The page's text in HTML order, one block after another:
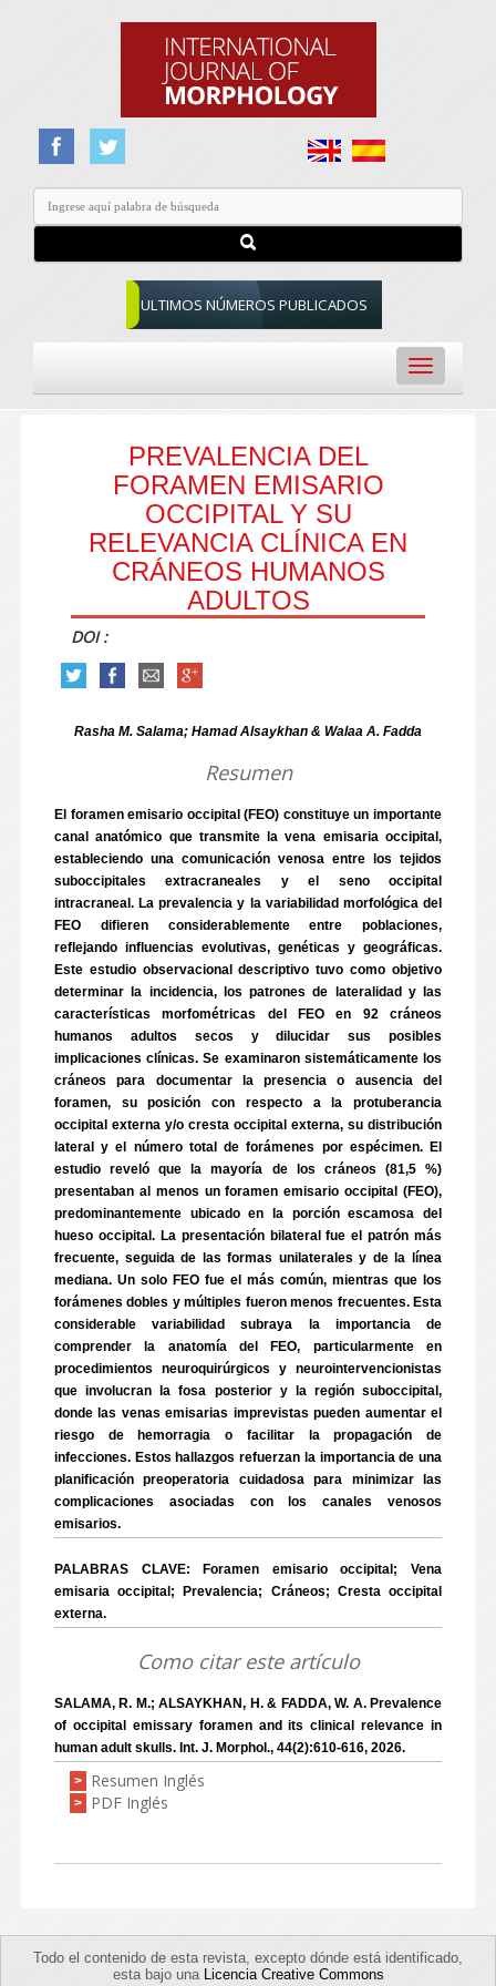
ULTIMOS NÚMEROS PUBLICADOS
Toggle
navigation
PREVALENCIA DEL
FORAMEN EMISARIO
OCCIPITAL Y SU
RELEVANCIA CLÍNICA EN
CRÁNEOS HUMANOS
ADULTOS
DOI :
Rasha M. Salama; Hamad Alsaykhan & Walaa A. Fadda
Resumen
El foramen emisario occipital (FEO) constituye un importante
canal anatómico que transmite la vena emisaria occipital,
estableciendo una comunicación venosa entre los tejidos
suboccipitales extracraneales y el seno occipital
intracraneal. La prevalencia y la variabilidad morfológica del
FEO difieren considerablemente entre poblaciones,
reflejando influencias evolutivas, genéticas y geográficas.
Este estudio observacional descriptivo tuvo como objetivo
determinar la incidencia, los patrones de lateralidad y las
características morfométricas del FEO en 92 cráneos
humanos adultos secos y dilucidar sus posibles
implicaciones clínicas. Se examinaron sistemáticamente los
cráneos para documentar la presencia o ausencia del
foramen, su posición con respecto a la protuberancia
occipital externa y/o cresta occipital externa, su distribución
lateral y el número total de forámenes por espécimen. El
estudio reveló que la mayoría de los cráneos (81,5 %)
presentaban al menos un foramen emisario occipital (FEO),
predominantemente ubicado en la porción escamosa del
hueso occipital. La presentación bilateral fue el patrón más
frecuente, seguida de las formas unilaterales y de la línea
mediana. Un solo FEO fue el más común, mientras que los
forámenes dobles y múltiples fueron menos frecuentes. Esta
considerable variabilidad subraya la importancia de
comprender la anatomía del FEO, particularmente en
procedimientos neuroquirúrgicos y neurointervencionistas
que involucran la fosa posterior y la región suboccipital,
donde las venas emisarias imprevistas pueden aumentar el
riesgo de hemorragia o facilitar la propagación de
infecciones. Estos hallazgos refuerzan la importancia de una
planificación preoperatoria cuidadosa para minimizar las
complicaciones asociadas con los canales venosos
emisarios.
PALABRAS CLAVE: Foramen emisario occipital; Vena
emisaria occipital; Prevalencia; Cráneos; Cresta occipital
externa.
Como citar este artículo
SALAMA, R. M.; ALSAYKHAN, H. & FADDA, W. A. Prevalence
of occipital emissary foramen and its clinical relevance in
human adult skulls. Int. J. Morphol., 44(2):610-616, 2026.
> Resumen Inglés
> PDF Inglés
Todo el contenido de esta revista, excepto dónde está identificado,
esta bajo una Licencia Creative Commons